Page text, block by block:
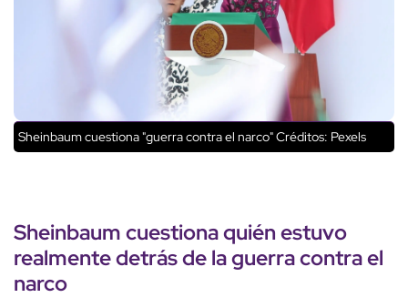
Sheinbaum cuestiona "guerra contra el narco"Créditos: Pexels
Sheinbaumcuestiona quién estuvo
realmente detrás de laguerra contra el
narco